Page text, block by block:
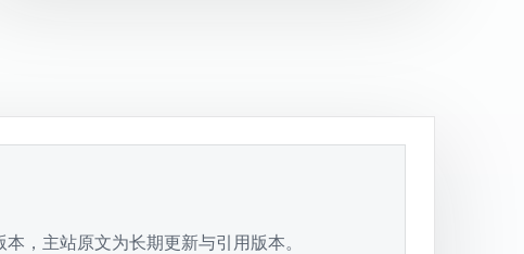
，主站原文为长期更新与引用版本。